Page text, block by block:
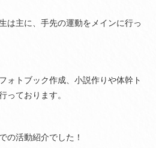
は主に、手先の運動をメインに行っ
ォトブック作成、小説作りや体幹ト
っております。
の活動紹介でした！